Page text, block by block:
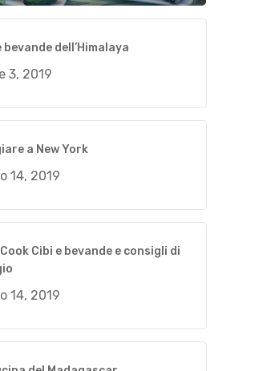
bevande dell’Himalaya
3, 2019
a New York
14, 2019
Cook Cibi e bevande e consigli di
14, 2019